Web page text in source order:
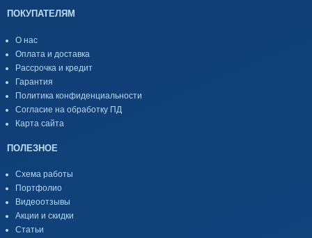
ПОКУПАТЕЛЯМ
О нас
Оплата и доставка
Рассрочка и кредит
Гарантия
Политика конфиденциальности
Согласие на обработку ПД
Карта сайта
ПОЛЕЗНОЕ
Схема работы
Портфолио
Видеоотзывы
Акции и скидки
Статьи